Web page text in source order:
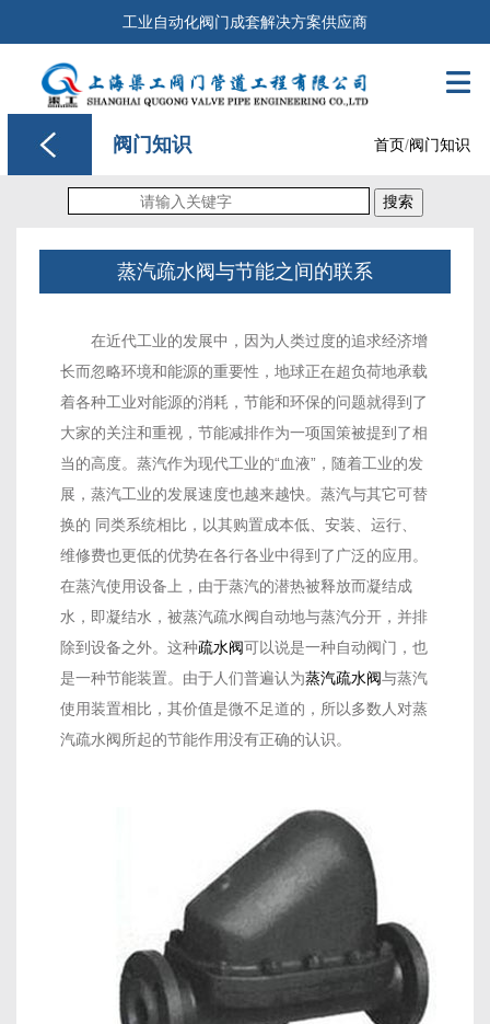
工业自动化阀门成套解决方案供应商

阀门知识 首页/阀门知识
搜索
蒸汽疏水阀与节能之间的联系
在近代工业的发展中，因为人类过度的追求经济增
长而忽略环境和能源的重要性，地球正在超负荷地承载
着各种工业对能源的消耗，节能和环保的问题就得到了
大家的关注和重视，节能减排作为一项国策被提到了相
当的高度。蒸汽作为现代工业的“血液”，随着工业的发
展，蒸汽工业的发展速度也越来越快。蒸汽与其它可替
换的 同类系统相比，以其购置成本低、安装、运行、
维修费也更低的优势在各行各业中得到了广泛的应用。
在蒸汽使用设备上，由于蒸汽的潜热被释放而凝结成
水，即凝结水，被蒸汽疏水阀自动地与蒸汽分开，并排
除到设备之外。这种疏水阀可以说是一种自动阀门，也
是一种节能装置。由于人们普遍认为蒸汽疏水阀与蒸汽
使用装置相比，其价值是微不足道的，所以多数人对蒸
汽疏水阀所起的节能作用没有正确的认识。